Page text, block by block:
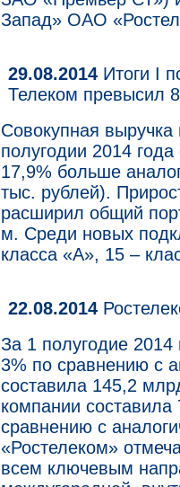
Запад» ОАО
29.08.2014 Итоги I
Телеком превысил
Совокупная
полугодии 2014
17,9% больше
тыс. рублей).
расширил общий
м. Среди новых
класса «А», 15 –
22.08.2014
За 1 полугодие
3% по сравнению с
составила 145,2
компании
сравнению с
«Ростелеком»
всем ключевым